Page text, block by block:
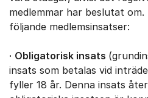
medlemmar har beslutat om.
följande medlemsinsatser:
· Obligatorisk insats
insats som betalas vid
fyller 18 år. Denna insats